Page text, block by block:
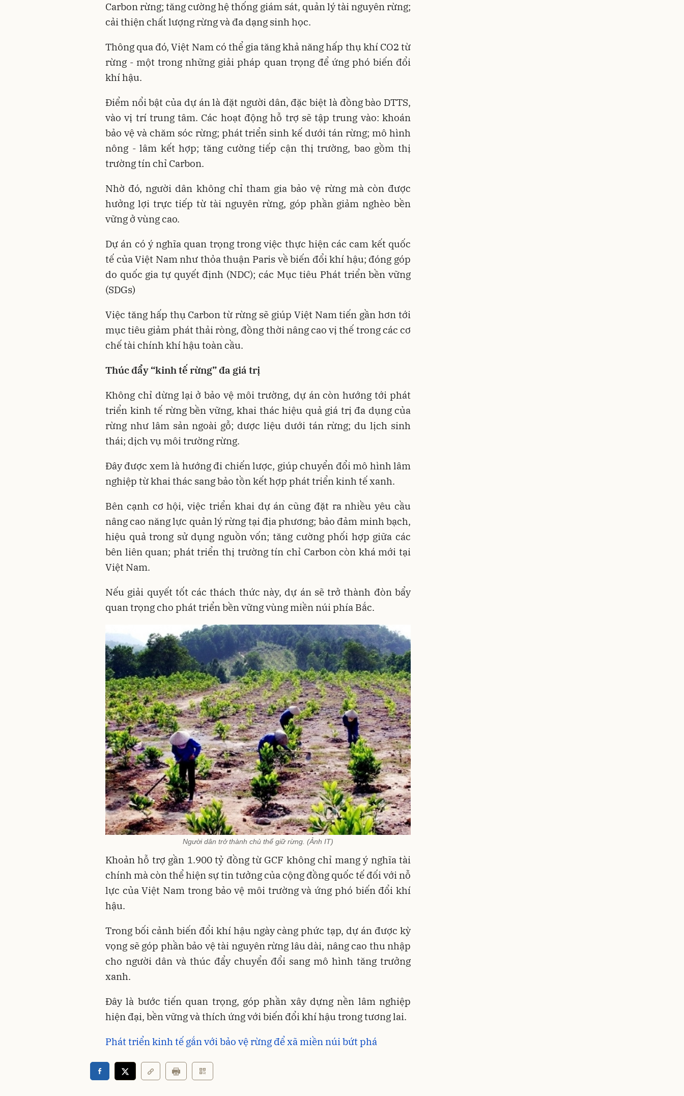
Carbon rừng; tăng cường hệ thống giám sát, quản lý tài nguyên rừng;
cải thiện chất lượng rừng và đa dạng sinh học.
Thông qua đó, Việt Nam có thể gia tăng khả năng hấp thụ khí CO2 từ
rừng - một trong những giải pháp quan trọng để ứng phó biến đổi
khí hậu.
Điểm nổi bật của dự án là đặt người dân, đặc biệt là đồng bào DTTS,
vào vị trí trung tâm. Các hoạt động hỗ trợ sẽ tập trung vào: khoán
bảo vệ và chăm sóc rừng; phát triển sinh kế dưới tán rừng; mô hình
nông - lâm kết hợp; tăng cường tiếp cận thị trường, bao gồm thị
trường tín chỉ Carbon.
Nhờ đó, người dân không chỉ tham gia bảo vệ rừng mà còn được
hưởng lợi trực tiếp từ tài nguyên rừng, góp phần giảm nghèo bền
vững ở vùng cao.
Dự án có ý nghĩa quan trọng trong việc thực hiện các cam kết quốc
tế của Việt Nam như thỏa thuận Paris về biến đổi khí hậu; đóng góp
do quốc gia tự quyết định (NDC); các Mục tiêu Phát triển bền vững
(SDGs)
Việc tăng hấp thụ Carbon từ rừng sẽ giúp Việt Nam tiến gần hơn tới
mục tiêu giảm phát thải ròng, đồng thời nâng cao vị thế trong các cơ
chế tài chính khí hậu toàn cầu.
Thúc đẩy “kinh tế rừng” đa giá trị
Không chỉ dừng lại ở bảo vệ môi trường, dự án còn hướng tới phát
triển kinh tế rừng bền vững, khai thác hiệu quả giá trị đa dụng của
rừng như lâm sản ngoài gỗ; dược liệu dưới tán rừng; du lịch sinh
thái; dịch vụ môi trường rừng.
Đây được xem là hướng đi chiến lược, giúp chuyển đổi mô hình lâm
nghiệp từ khai thác sang bảo tồn kết hợp phát triển kinh tế xanh.
Bên cạnh cơ hội, việc triển khai dự án cũng đặt ra nhiều yêu cầu
nâng cao năng lực quản lý rừng tại địa phương; bảo đảm minh bạch,
hiệu quả trong sử dụng nguồn vốn; tăng cường phối hợp giữa các
bên liên quan; phát triển thị trường tín chỉ Carbon còn khá mới tại
Việt Nam.
Nếu giải quyết tốt các thách thức này, dự án sẽ trở thành đòn bẩy
quan trọng cho phát triển bền vững vùng miền núi phía Bắc.
Người dân trở thành chủ thể giữ rừng. (Ảnh IT)
Khoản hỗ trợ gần 1.900 tỷ đồng từ GCF không chỉ mang ý nghĩa tài
chính mà còn thể hiện sự tin tưởng của cộng đồng quốc tế đối với nỗ
lực của Việt Nam trong bảo vệ môi trường và ứng phó biến đổi khí
hậu.
Trong bối cảnh biến đổi khí hậu ngày càng phức tạp, dự án được kỳ
vọng sẽ góp phần bảo vệ tài nguyên rừng lâu dài, nâng cao thu nhập
cho người dân và thúc đẩy chuyển đổi sang mô hình tăng trưởng
xanh.
Đây là bước tiến quan trọng, góp phần xây dựng nền lâm nghiệp
hiện đại, bền vững và thích ứng với biến đổi khí hậu trong tương lai.
Phát triển kinh tế gắn với bảo vệ rừng để xã miền núi bứt phá